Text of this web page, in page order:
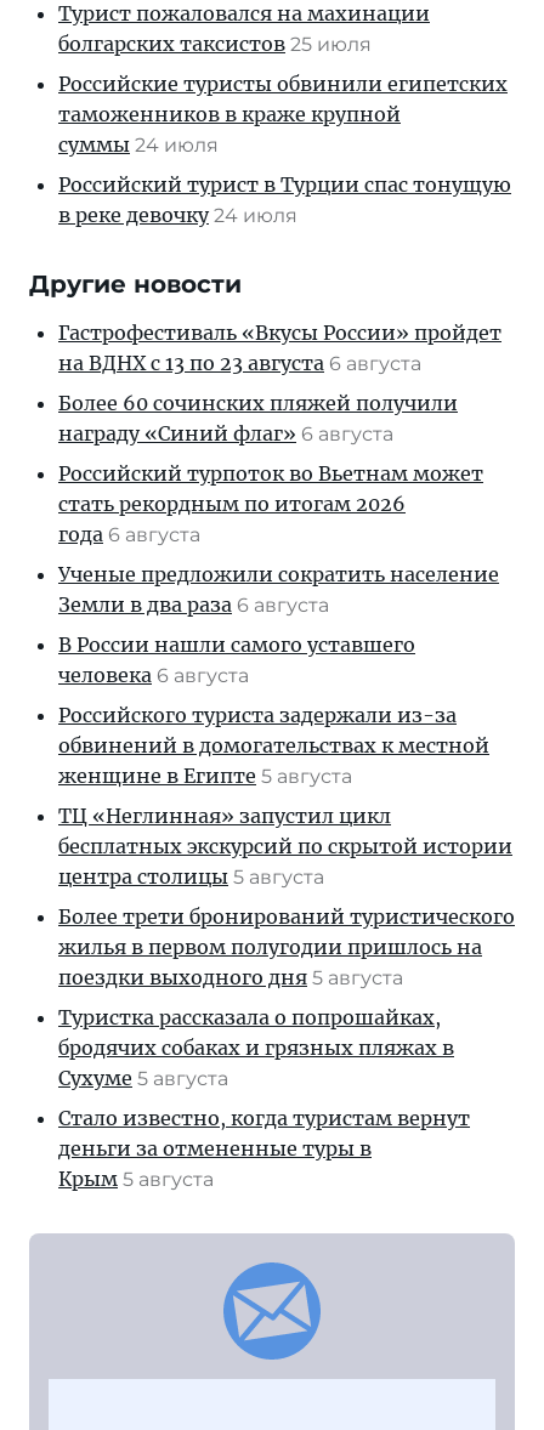
Турист пожаловался на махинации
болгарских таксистов 25 июля
Российские туристы обвинили египетских
таможенников в краже крупной
суммы 24 июля
Российский турист в Турции спас тонущую
в реке девочку 24 июля
Другие новости
Гастрофестиваль «Вкусы России» пройдет
на ВДНХ с 13 по 23 августа 6 августа
Более 60 сочинских пляжей получили
награду «Синий флаг» 6 августа
Российский турпоток во Вьетнам может
стать рекордным по итогам 2026
года 6 августа
Ученые предложили сократить население
Земли в два раза 6 августа
В России нашли самого уставшего
человека 6 августа
Российского туриста задержали из-за
обвинений в домогательствах к местной
женщине в Египте 5 августа
ТЦ «Неглинная» запустил цикл
бесплатных экскурсий по скрытой истории
центра столицы 5 августа
Более трети бронирований туристического
жилья в первом полугодии пришлось на
поездки выходного дня 5 августа
Туристка рассказала о попрошайках,
бродячих собаках и грязных пляжах в
Сухуме 5 августа
Стало известно, когда туристам вернут
деньги за отмененные туры в
Крым 5 августа